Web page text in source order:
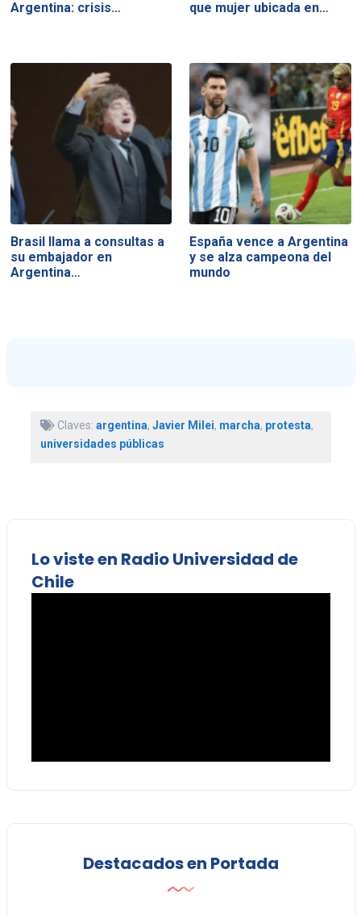
Argentina: crisis… que mujer ubicada en…
Brasil llama a consultas a
su embajador en
Argentina…
España vence a Argentina
y se alza campeona del
mundo
Claves: argentina, Javier Milei, marcha, protesta,
universidades públicas
Lo viste en Radio Universidad de
Chile
Destacados en Portada